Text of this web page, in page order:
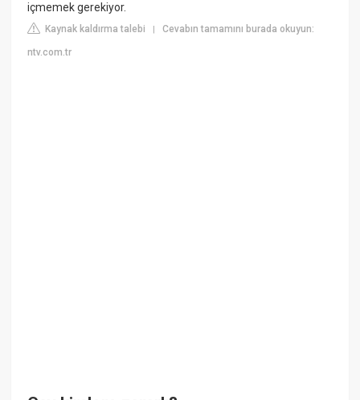
içmemek gerekiyor.
Kaynak kaldırma talebi |Cevabın tamamını burada okuyun:
ntv.com.tr